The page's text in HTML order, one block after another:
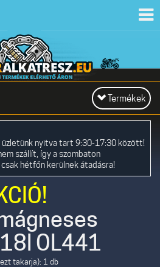
Toggle
navigation
Termékek
nyitva tart 9:30-17:30 között!
szállít, így a szombaton
hétfőn kerülnek átadásra!
OL441
takarja): 1 db